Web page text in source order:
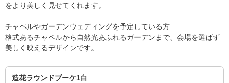
をより美しく見せてくれます。
チャペルやガーデンウェディングを予定している方
格式あるチャペルから自然光あふれるガーデンまで、会場を選ばず
美しく映えるデザインです。
造花ラウンドブーケ1白